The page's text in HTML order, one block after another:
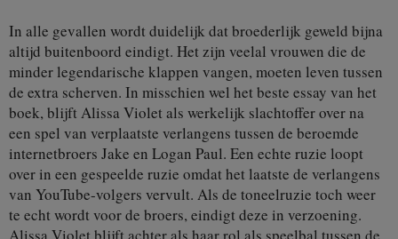
In alle gevallen wordt duidelijk dat broederlijk geweld bijna
altijd buitenboord eindigt. Het zijn veelal vrouwen die de
minder legendarische klappen vangen, moeten leven tussen
de extra scherven. In misschien wel het beste essay van het
boek, blijft Alissa Violet als werkelijk slachtoffer over na
een spel van verplaatste verlangens tussen de beroemde
internetbroers Jake en Logan Paul. Een echte ruzie loopt
over in een gespeelde ruzie omdat het laatste de verlangens
van YouTube-volgers vervult. Als de toneelruzie toch weer
te echt wordt voor de broers, eindigt deze in verzoening.